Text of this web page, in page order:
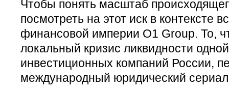
Чтобы понять масштаб
посмотреть на этот иск в контексте
финансовой империи O1 Group. То,
локальный кризис ликвидности
инвестиционных компаний России,
международный юридический